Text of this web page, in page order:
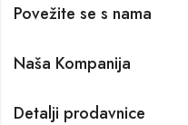
Povežite se s nama
Naša Kompanija
Detalji prodavnice